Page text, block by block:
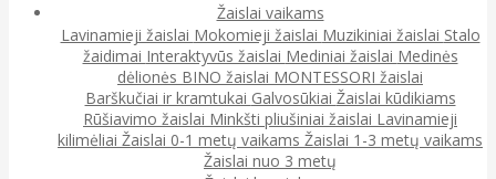
Žaislai vaikams
Lavinamieji žaislai Mokomieji žaislai Muzikiniai žaislai Stalo
žaidimai Interaktyvūs žaislai Mediniai žaislai Medinės
dėlionės BINO žaislai MONTESSORI žaislai
Barškučiai ir kramtukai Galvosūkiai Žaislai kūdikiams
Rūšiavimo žaislai Minkšti pliušiniai žaislai Lavinamieji
kilimėliai Žaislai 0-1 metų vaikams Žaislai 1-3 metų vaikams
Žaislai nuo 3 metų